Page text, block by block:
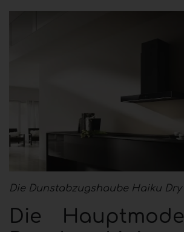
Die Dunstabzugshaube Haiku Dry
Die